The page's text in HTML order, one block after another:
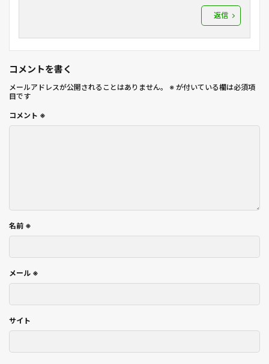
返信
コメントを書く
メールアドレスが公開されることはありません。 ※ が付いている欄は必須項
目です
コメント ※
名前 ※
メール ※
サイト